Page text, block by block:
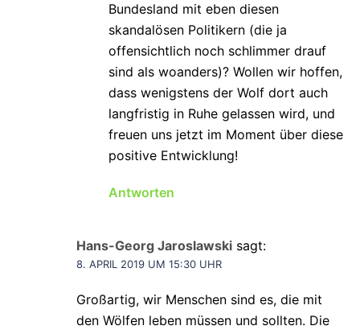
Bundesland mit eben diesen
skandalösen Politikern (die ja
offensichtlich noch schlimmer drauf
sind als woanders)? Wollen wir hoffen,
dass wenigstens der Wolf dort auch
langfristig in Ruhe gelassen wird, und
freuen uns jetzt im Moment über diese
positive Entwicklung!
Antworten
Hans-Georg Jaroslawski sagt:
8. APRIL 2019 UM 15:30 UHR
Großartig, wir Menschen sind es, die mit
den Wölfen leben müssen und sollten. Die